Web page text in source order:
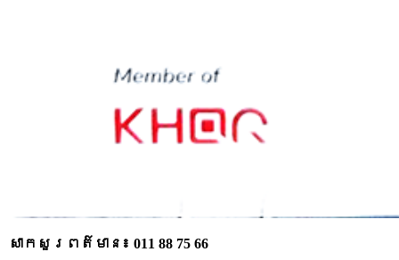
សាកសួរពត៌មាន៖ 011 88 75 66